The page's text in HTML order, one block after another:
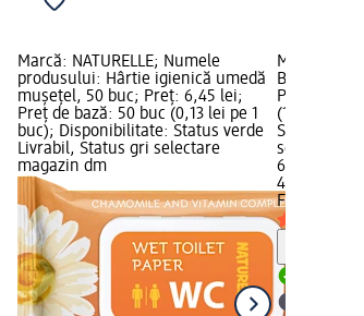
Marcă: NATURELLE; Numele
produsului: Hârtie igienică umedă
mușețel, 50 buc; Preț: 6,45 lei;
Preț de bază: 50 buc (0,13 lei pe 1
buc); Disponibilitate: Status verde
Livrabil, Status gri selectare
magazin dm
Marcă:
Bureți de
Preț: 6,00
(1,50 lei pe
Status
selectare
6,00 lei
4 buc (1,50
FINO